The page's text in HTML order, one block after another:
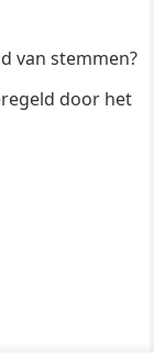
van stemmen?
door het